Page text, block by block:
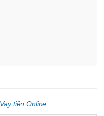
Vay tiền Online